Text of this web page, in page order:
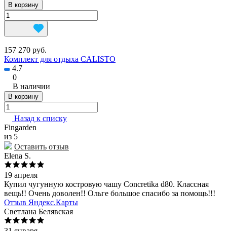
В корзину
157 270 руб.
Комплект для отдыха CALISTO
4.7
0
В наличии
В корзину
Назад к списку
Fingarden
из 5
Оставить отзыв
Elena S.
19 апреля
Купил чугунную костровую чашу Concretika d80. Классная
вещь!! Очень доволен!! Ольге большое спасибо за помощь!!!
Отзыв Яндекс.Карты
Светлана Белявская